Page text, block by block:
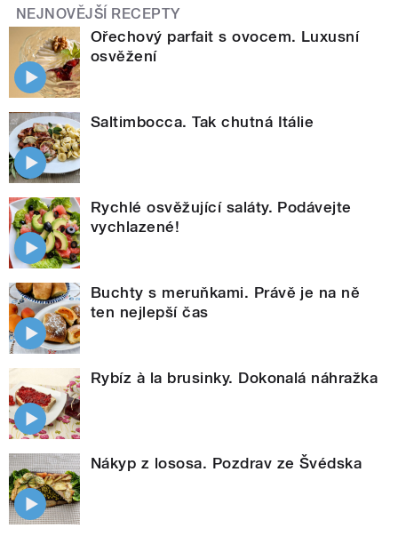
NEJNOVĚJŠÍ RECEPTY
Ořechový parfait s ovocem. Luxusní
osvěžení
Saltimbocca. Tak chutná Itálie
Rychlé osvěžující saláty. Podávejte
vychlazené!
Buchty s meruňkami. Právě je na ně
ten nejlepší čas
Rybíz à la brusinky. Dokonalá náhražka
Nákyp z lososa. Pozdrav ze Švédska